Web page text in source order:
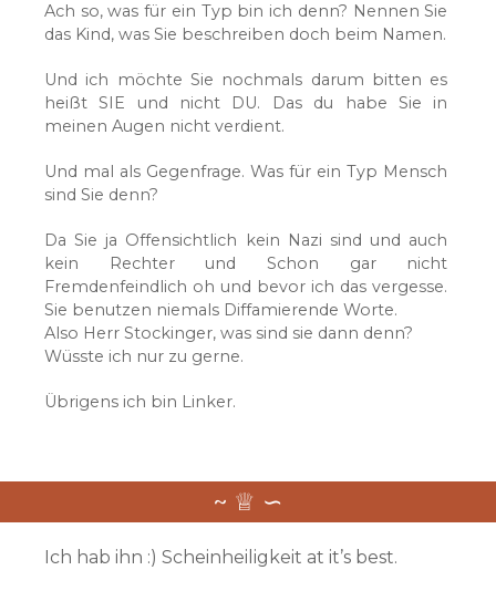
Ach so, was für ein Typ bin ich denn? Nennen Sie
das Kind, was Sie beschreiben doch beim Namen.
Und ich möchte Sie nochmals darum bitten es
heißt SIE und nicht DU. Das du habe Sie in
meinen Augen nicht verdient.
Und mal als Gegenfrage. Was für ein Typ Mensch
sind Sie denn?
Da Sie ja Offensichtlich kein Nazi sind und auch
kein Rechter und Schon gar nicht
Fremdenfeindlich oh und bevor ich das vergesse.
Sie benutzen niemals Diffamierende Worte.
Also Herr Stockinger, was sind sie dann denn?
Wüsste ich nur zu gerne.
Übrigens ich bin Linker.
Ich hab ihn :) Scheinheiligkeit at it’s best.